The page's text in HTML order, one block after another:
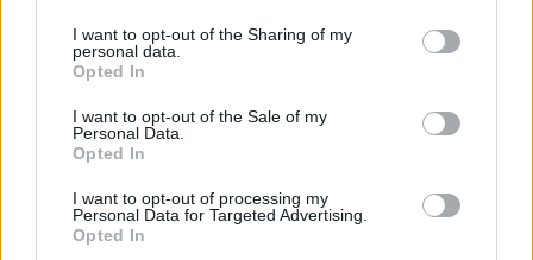
I want to opt-out of the Sharing of my
personal data.
Opted In
I want to opt-out of the Sale of my
Personal Data.
Opted In
I want to opt-out of processing my
Personal Data for Targeted Advertising.
Opted In
Una lujosa vivienda de casi
6 millones de euros en el
sur de Tenerife